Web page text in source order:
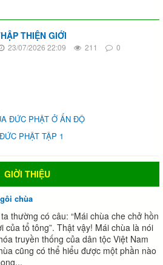
THIỆN GIỚI
23/07/2026 22:09 211 0
ĐỨC PHẬT Ở ẤN ĐỘ
PHẬT TẬP 1
GIỜI THIỆU
chùa
thường có câu: “Mái chùa che chở hồn
của tổ tông”. Thật vậy! Mái chùa là nói
truyền thống của dân tộc Việt Nam
cũng có thể hiểu được một phần nào